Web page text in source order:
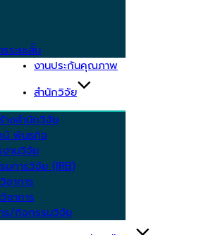
ระยะสั้น
งานประกันคุณภาพ
สำนักวิจัย
างสำนักวิจัย
น์ พันธกิจ
งานวิจัย
มการวิจัย (IRB)
ชาการ
ชาการ
ร/กิจกรรมวิจัย